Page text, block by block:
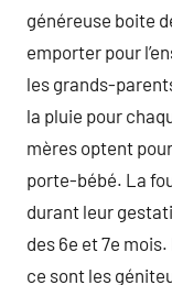
généreuse boite
emporter pour
les grands-
la pluie pour
mères optent
porte-bébé. La
durant leur
des 6e et 7e mois.
ce sont les